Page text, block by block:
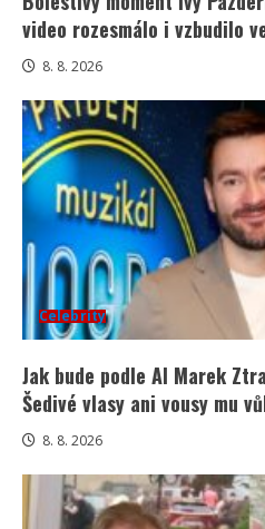
video rozesmálo i vzbudilo
8. 8. 2026
Celebrity
Jak bude podle AI Marek
Šedivé vlasy ani vousy mu
8. 8. 2026